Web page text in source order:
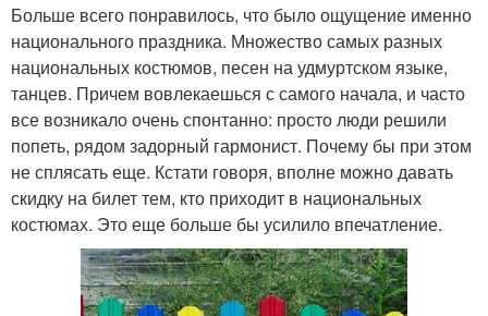
Больше всего понравилось, что было ощущение именно
национального праздника. Множество самых разных
национальных костюмов, песен на удмуртском языке,
танцев. Причем вовлекаешься с самого начала, и часто
все возникало очень спонтанно: просто люди решили
попеть, рядом задорный гармонист. Почему бы при этом
не сплясать еще. Кстати говоря, вполне можно давать
скидку на билет тем, кто приходит в национальных
костюмах. Это еще больше бы усилило впечатление.